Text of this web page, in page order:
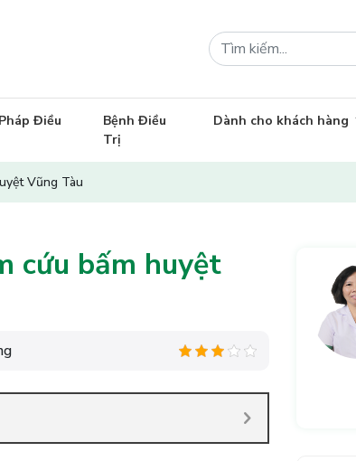
Điều
Bệnh Điều
Trị
Dành cho khách hàng
Vũng Tàu
cứu bấm huyệt